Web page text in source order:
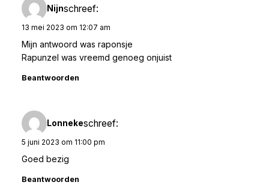
Nijnschreef:
13 mei 2023 om 12:07 am
Mijn antwoord was raponsje
Rapunzel was vreemd genoeg onjuist
Beantwoorden
Lonnekeschreef:
5 juni 2023 om 11:00 pm
Goed bezig
Beantwoorden